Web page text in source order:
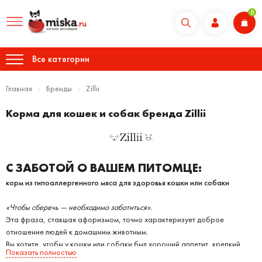
0
Все категории
Главная Бренды Zillii
Корма для кошек и собак бренда Zillii
С ЗАБОТОЙ О ВАШЕМ ПИТОМЦЕ:
корм из гипоаллергенного мяса для здоровья кошки или собаки
«Чтобы сберечь — необходимо заботиться».
Эта фраза, ставшая афоризмом, точно характеризует доброе
отношение людей к домашним животным.
Вы хотите, чтобы у кошки или собаки был хороший аппетит, крепкий
иммунитет, блестящая шерсть. Чтобы ваш любимый питомец всегда был
Показать полностью